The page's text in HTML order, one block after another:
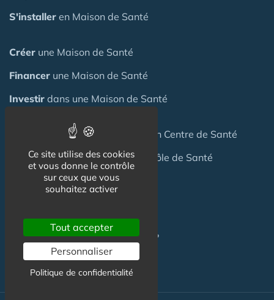
S'installer en Maison de Santé
Créer une Maison de Santé
Financer une Maison de Santé
Investir dans une Maison de Santé
une Maisonde Santé
ou un Centre de Santé
Terrainpour création Maison / Pôle de Santé
C'est quoi une Maison de Santé ?
Ce site utilise des cookies
et vous donne le contrôle
sur ceux que vous
souhaitez activer
Tout accepter
Personnaliser
Politique de confidentialité